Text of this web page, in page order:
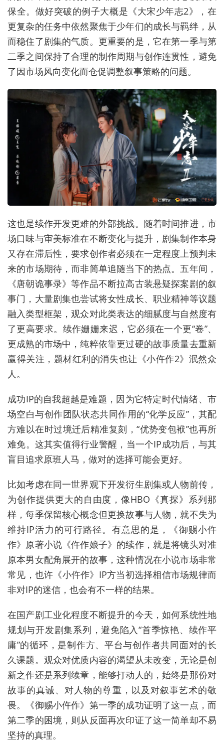
保全。做好突破的例子大概是《大宋少年志2》，在
更复杂的任务中依然聚焦于少年们的成长与羁绊，从
而稳住了剧集的气质。更重要的是，它在第一季与第
二季之间保持了合理的制作周期与创作连贯性，避免
了因市场风向变化而仓促调整叙事策略的问题。
这也是续作开发更难的外部挑战。随着时间推进，市
场口味与审美标准在不断变化与提升，剧集制作本身
又存在滞后性，要求创作者必须在一定程度上预判未
来的市场期待，而非简单追随当下的热点。五年间，
《唐朝诡事录》等作品不断拉高古装悬疑探案剧的叙
事门，大量剧集也尝试将女性成长、职业精神等议题
融入类型框架，观众对此类表达的细腻度与自然度有
了更高要求。续作姗姗来迟，它必须在一个更“卷”、
更成熟的市场中，纯粹依靠更过硬的故事质量去重新
赢得关注，题材红利的消失也让《小仵作2》泯然众
人。
成功IP的自我超越是难题，因为它特定时代情绪、市
场空白与创作团队状态共同作用的“化学反应”，其配
方难以在时过境迁后精准复刻，“优势变包袱”也再所
难免。这其实值得行业警醒，当一个IP成功后，与其
盲目追求原班人马，做对的选择可能会更好。
比如考虑在同一世界观下开发衍生剧集或人物前传，
为创作提供更大的自由度，像HBO《真探》系列那
样，每季保留核心概念但更换故事与人物，就不失为
维持IP活力的可行路径。有意思的是，《御赐小仵
作》原著小说《仵作娘子》的续作，就是将镜头对准
原本男女配角展开的故事，这种情况在小说市场非常
常见，也许《小仵作》IP方当初选择相信市场规律而
非对IP的迷信，也会有不一样的结果。
在国产剧工业化程度不断提升的今天，如何系统性地
规划与开发剧集系列，避免陷入“首季惊艳、续作平
庸”的循环，是制作方、平台与创作者共同面对的长
久课题。观众对优质内容的渴望从未改变，无论是创
新之作还是系列续章，能够打动人的，始终是那份对
故事的真诚、对人物的尊重，以及对叙事艺术的敬
畏。《御赐小仵作》第一季的成功证明了这一点，而
第二季的困境，则从反面再次印证了这一简单却不易
坚持的真理。